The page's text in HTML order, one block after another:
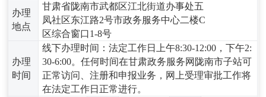
办理
地点
甘肃省陇南市武都区江北街道办事处五
凤社区东江路2号市政务服务中心二楼C
区综合窗口1-8号
办理
时间
线下办理时间：法定工作日上午8:30-12:00，下午2:
30-6:00。任何时间在甘肃政务服务网陇南市子站可
正常访问、注册和申报业务，网上受理审批工作将
在法定工作日正常进行。